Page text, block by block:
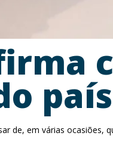
país
de, em várias ocasiões,